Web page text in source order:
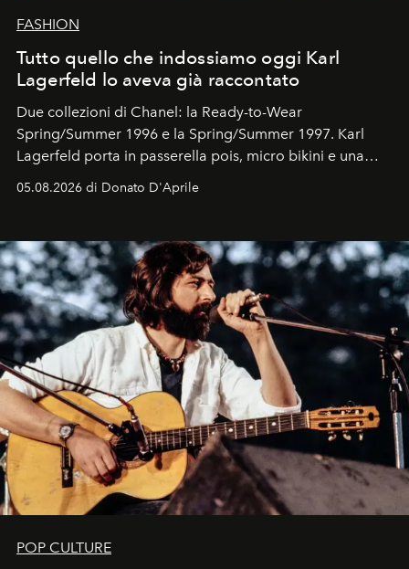
FASHION
Tutto quello che indossiamo oggi Karl
Lagerfeld lo aveva già raccontato
Due collezioni di Chanel: la Ready-to-Wear
Spring/Summer 1996 e la Spring/Summer 1997. Karl
Lagerfeld porta in passerella pois, micro bikini e una
logomania pensata per la spiaggia
Kate, Claudia e Carla una dietro l'altra. Trent'anni dopo,
uno dei documenti più contemporanei che abbiamo.
05.08.2026 di Donato D'Aprile
POP CULTURE